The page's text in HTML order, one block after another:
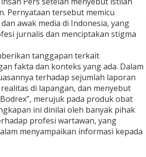
Pernyataan tersebut memicu
awak media di Indonesia, yang
jurnalis dan menciptakan stigma
tanggapan terkait
fakta dan konteks yang ada. Dalam
terhadap sejumlah laporan
di lapangan, dan menyebut
merujuk pada produk obat
ini dinilai oleh banyak pihak
profesi wartawan, yang
menyampaikan informasi kepada